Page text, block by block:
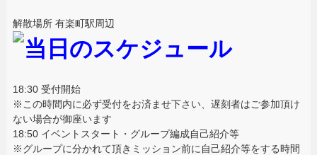
解散場所 有楽町駅周辺
18:30 受付開始
※この時間内に必ず受付をお済ませ下さい、遅刻者はご参加頂け
ない場合が御座います
18:50 イベントスタート・グループ編成自己紹介等
※グループに分かれて頂きミッション前に自己紹介等をする時間